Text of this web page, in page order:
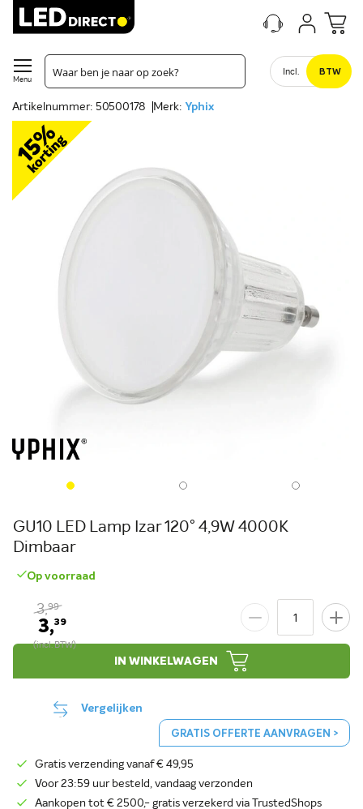
Menu
Incl. BTW
Artikelnummer: 50500178 Merk: Yphix
GU10 LED Lamp Izar 120° 4,9W 4000K
Dimbaar
Op voorraad
3,39
3,99
IN WINKELWAGEN
Vergelijken
GRATIS OFFERTE AANVRAGEN >
Gratis verzending vanaf € 49,95
Voor 23:59 uur besteld, vandaag verzonden
Aankopen tot € 2500,- gratis verzekerd via TrustedShops